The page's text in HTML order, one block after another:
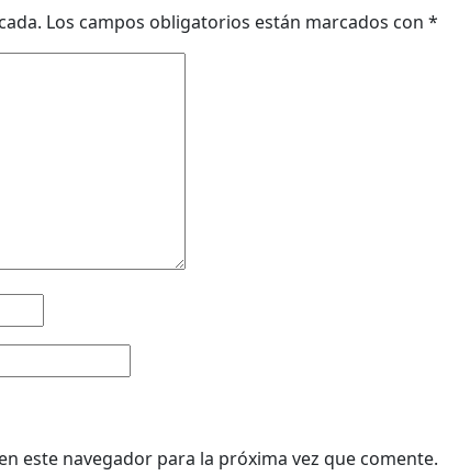
Los campos obligatorios están marcados con *
este navegador para la próxima vez que comente.